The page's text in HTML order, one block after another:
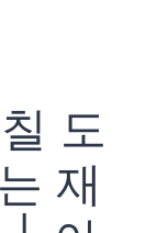
도
재